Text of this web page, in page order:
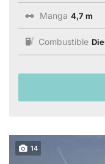
Manga 4,7 m
Combustible
14